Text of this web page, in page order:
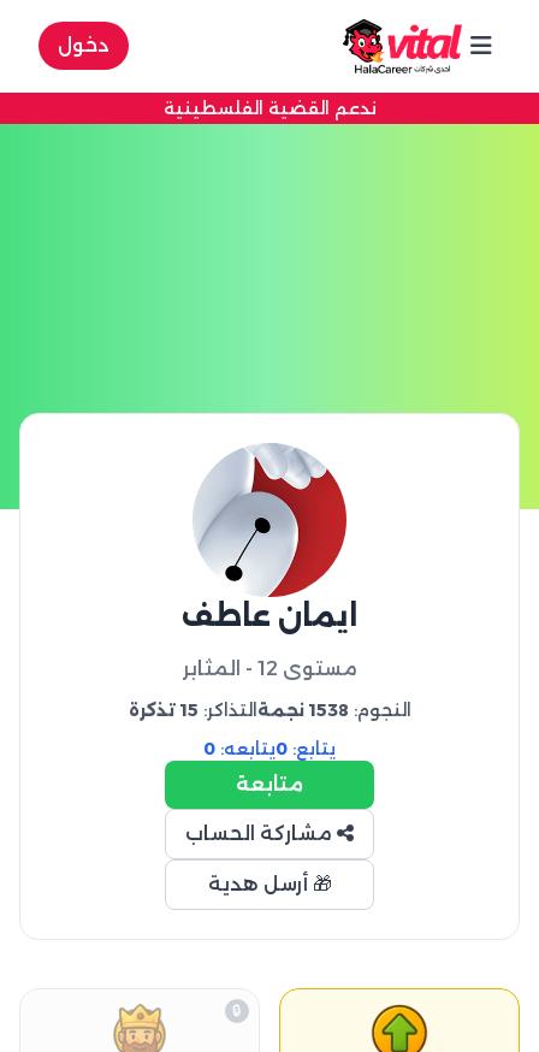
دخول
ندعم القضية الفلسطينية
ايمان عاطف
مستوى 12 - المثابر
النجوم: 1538 نجمة التذاكر: 15 تذكرة
يتابع: 0يتابعه: 0
متابعة
مشاركة الحساب
🎁 أرسل هدية
🔒